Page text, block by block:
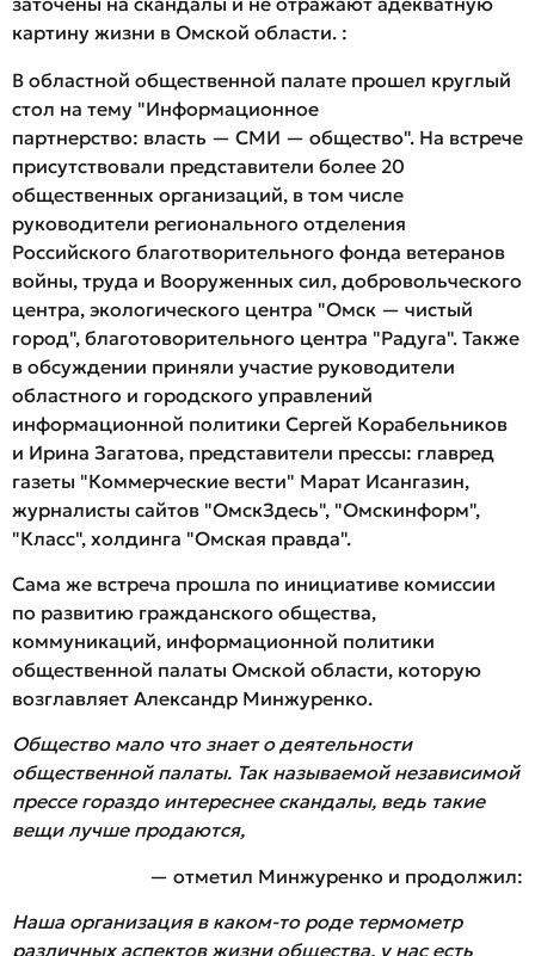
картину жизни в Омской области. :
В областной общественной палате прошел круглый
стол на тему "Информационное
партнерство: власть — СМИ — общество". На встрече
присутствовали представители более 20
общественных организаций, в том числе
руководители регионального отделения
Российского благотворительного фонда ветеранов
войны, труда и Вооруженных сил, добровольческого
центра, экологического центра "Омск — чистый
город", благотоворительного центра "Радуга". Также
в обсуждении приняли участие руководители
областного и городского управлений
информационной политики Сергей Корабельников
и Ирина Загатова, представители прессы: главред
газеты "Коммерческие вести" Марат Исангазин,
журналисты сайтов "ОмскЗдесь", "Омскинформ",
"Класс", холдинга "Омская правда".
Сама же встреча прошла по инициативе комиссии
по развитию гражданского общества,
коммуникаций, информационной политики
общественной палаты Омской области, которую
возглавляет Александр Минжуренко.
Общество мало что знает о деятельности
общественной палаты. Так называемой независимой
прессе гораздо интереснее скандалы, ведь такие
вещи лучше продаются,
— отметил Минжуренко и продолжил:
Наша организация в каком-то роде термометр
различных аспектов жизни общества, у нас есть